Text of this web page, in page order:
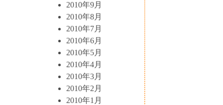
2010年9月
2010年8月
2010年7月
2010年6月
2010年5月
2010年4月
2010年3月
2010年2月
2010年1月